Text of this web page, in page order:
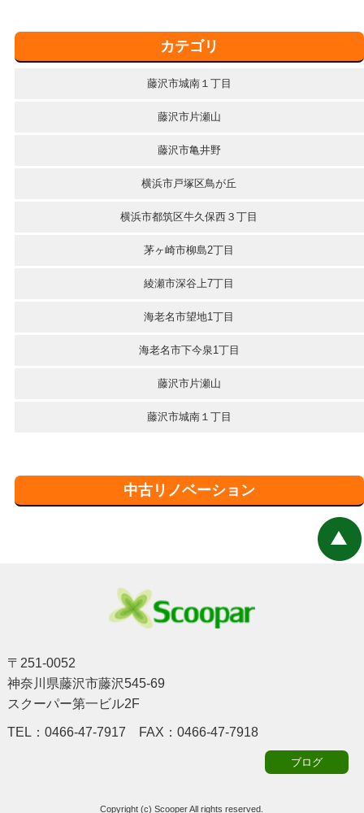
カテゴリ
藤沢市城南１丁目
藤沢市片瀬山
藤沢市亀井野
横浜市戸塚区鳥が丘
横浜市都筑区牛久保西３丁目
茅ヶ崎市柳島2丁目
綾瀬市深谷上7丁目
海老名市望地1丁目
海老名市下今泉1丁目
藤沢市片瀬山
藤沢市城南１丁目
中古リノベーション
〒251-0052
神奈川県藤沢市藤沢545-69
スクーパー第一ビル2F
TEL：0466-47-7917 FAX：0466-47-7918
ブログ
Copyright (c) Scooper All rights reserved.